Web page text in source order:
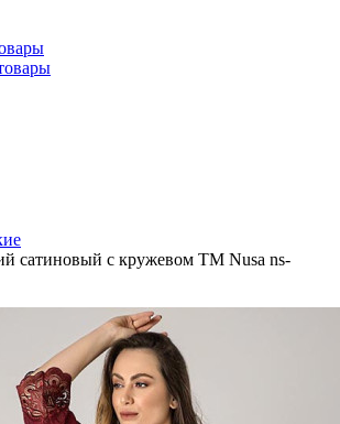
сатиновый с кружевом ТМ Nusa ns-